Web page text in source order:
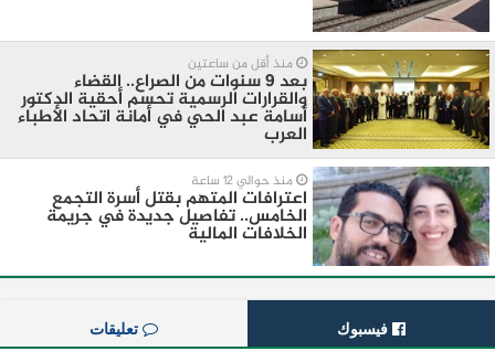
منذ أقل من ساعتين
بعد 9 سنوات من الصراع.. القضاء
والقرارات الرسمية تحسم أحقية الدكتور
أسامة عبد الحي في أمانة اتحاد الأطباء
العرب
منذ حوالي 12 ساعة
اعترافات المتهم بقتل أسرة التجمع
الخامس.. تفاصيل جديدة في جريمة
الخلافات المالية
فيسبوك تعليقات